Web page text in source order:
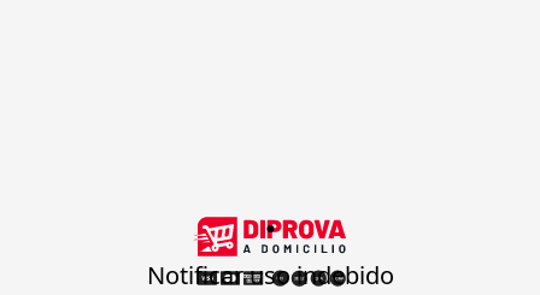
.
Notificar uso indebido